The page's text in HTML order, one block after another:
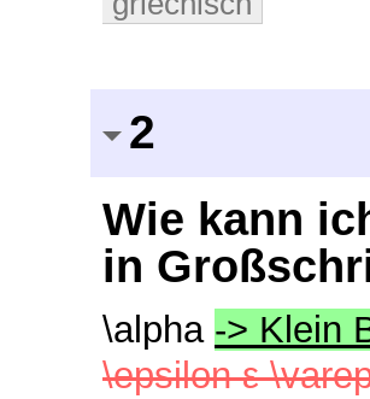
2
Wie kann
in
\alpha -> Klein
\epsilon ε